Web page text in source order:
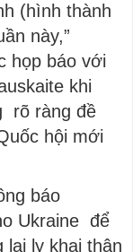
(hình thành
này,”
họp báo với
khi
rõ ràng đề
hội mới
báo
Ukraine để
lại ly khai thân